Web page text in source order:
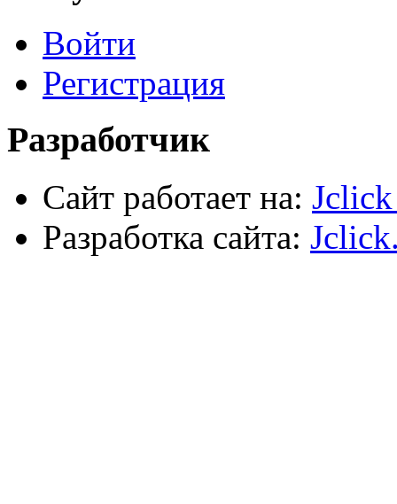
Электрика, осветительное оборудование
Пена и герметики
Автомобильный инструмент
Сварочное оборудование
Силовое оборудование
Войти
Регистрация
Разработчик
Сайт работает на:
Разработка сайта: